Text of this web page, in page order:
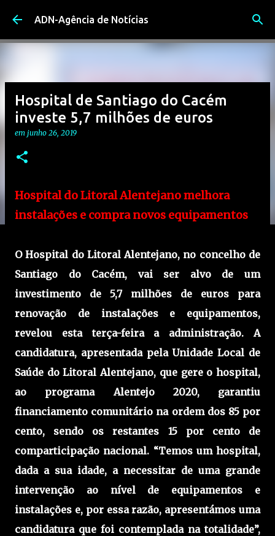
Avançar para o conteúdo principal
ADN-Agência de Notícias
Hospital de Santiago do Cacém
investe 5,7 milhões de euros
em junho 26, 2019
Hospital do Litoral Alentejano melhora
instalações e compra novos equipamentos
O Hospital do Litoral Alentejano, no concelho de
Santiago do Cacém, vai ser alvo de um
investimento de 5,7 milhões de euros para
renovação de instalações e equipamentos,
revelou esta terça-feira a administração. A
candidatura, apresentada pela Unidade Local de
Saúde do Litoral Alentejano, que gere o hospital,
ao programa Alentejo 2020, garantiu
financiamento comunitário na ordem dos 85 por
cento, sendo os restantes 15 por cento de
comparticipação nacional. “Temos um hospital,
dada a sua idade, a necessitar de uma grande
intervenção ao nível de equipamentos e
instalações e, por essa razão, apresentámos uma
candidatura que foi contemplada na totalidade”,